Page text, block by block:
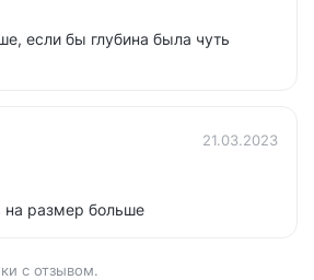
если бы глубина была чуть
21.03.2023
на размер больше
с отзывом.